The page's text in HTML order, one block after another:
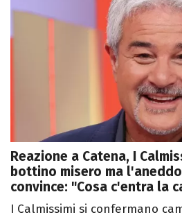
Reazione a Catena, I
bottino misero ma
convince: "Cosa c'entra la
I Calmissimi si confermano